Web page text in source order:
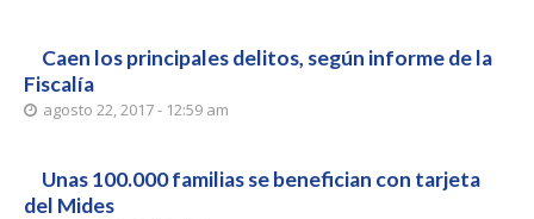
Caen los principales delitos, según informe de la
Fiscalía
agosto 22, 2017 - 12:59 am
Unas 100.000 familias se benefician con tarjeta
del Mides